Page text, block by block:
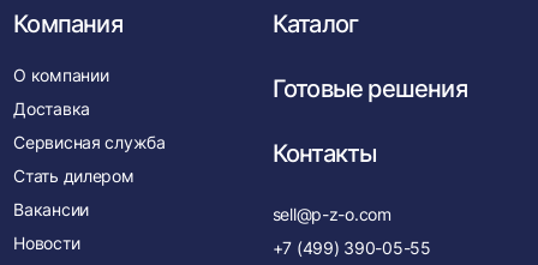
Компания
О компании
Доставка
Сервисная служба
Стать дилером
Вакансии
Новости
Каталог
Готовые решения
Контакты
sell@p-z-o.com
+7 (499) 390-05-55